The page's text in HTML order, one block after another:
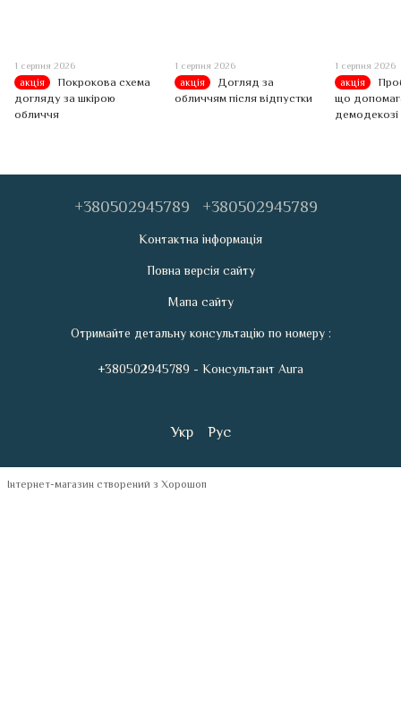
1 серпня 2026
акція
Покрокова схема
догляду за шкірою
обличчя
1 серпня 2026
акція
Догляд за
обличчям після відпустки
1 серпня 2026
акція
що
демодекозі
+380502945789 +380502945789
Контактна інформація
Повна версія сайту
Мапа сайту
Отримайте детальну консультацію по номеру :
+380502945789 - Консультант Aura
Укр Рус
Інтернет-магазин створений з Хорошоп